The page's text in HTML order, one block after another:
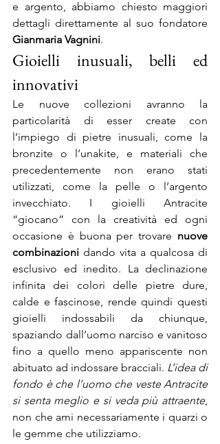
e argento, abbiamo chiesto maggiori
Gianmaria Vagnini.
Gioielli inusuali, belli ed
innovativi
Le nuove collezioni avranno la
particolarità di esser create con
l’impiego di pietre inusuali, come la
bronzite o l’unakite, e materiali che
precedentemente non erano stati
utilizzati, come la pelle o l’argento
invecchiato. I gioielli Antracite
“giocano” con la creatività ed ogni
occasione è buona per trovare nuove
combinazioni dando vita a qualcosa di
esclusivo ed inedito. La declinazione
infinita dei colori delle pietre dure,
calde e fascinose, rende quindi questi
gioielli indossabili da chiunque,
spaziando dall’uomo narciso e vanitoso
fino a quello meno appariscente non
abituato ad indossare bracciali. L’idea di
fondo è che l’uomo che veste Antracite
si senta meglio e si veda più attraente,
non che ami necessariamente i quarzi o
le gemme che utilizziamo.